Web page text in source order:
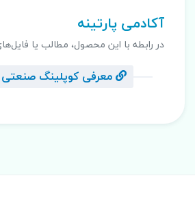
آکادمی پارتینه
در رابطه با این محصول، مطالب یا
معرفی کوپلینگ صنعتی